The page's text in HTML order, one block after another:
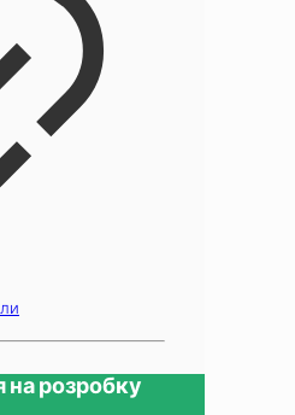
на розробку